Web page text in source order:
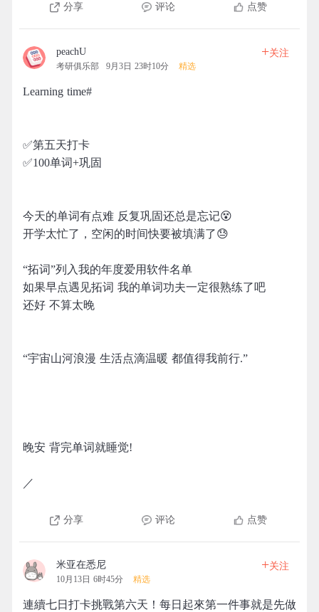
分享 评论 点赞
peachU
考研俱乐部 9月3日 23时10分 精选
+关注
Learning time#
✅第五天打卡
✅100单词+巩固
今天的单词有点难 反复巩固还总是忘记😵
开学太忙了，空闲的时间快要被填满了😓
“拓词”列入我的年度爱用软件名单
如果早点遇见拓词 我的单词功夫一定很熟练了吧
还好 不算太晚
“宇宙山河浪漫 生活点滴温暖 都值得我前行.”
晚安 背完单词就睡觉!
／
分享 评论 点赞
米亚在悉尼
10月13日 6时45分 精选
+关注
連續七日打卡挑戰第六天！每日起來第一件事就是先做